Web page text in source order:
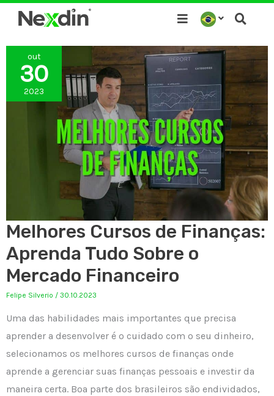
para
conteúdo
out
30
2023
Melhores Cursos de Finanças:
Aprenda Tudo Sobre o
Mercado Financeiro
Felipe Silverio / 30.10.2023
Uma das habilidades mais importantes que precisa
aprender a desenvolver é o cuidado com o seu dinheiro,
selecionamos os melhores cursos de finanças onde
aprende a gerenciar suas finanças pessoais e investir da
maneira certa. Boa parte dos brasileiros são endividados,